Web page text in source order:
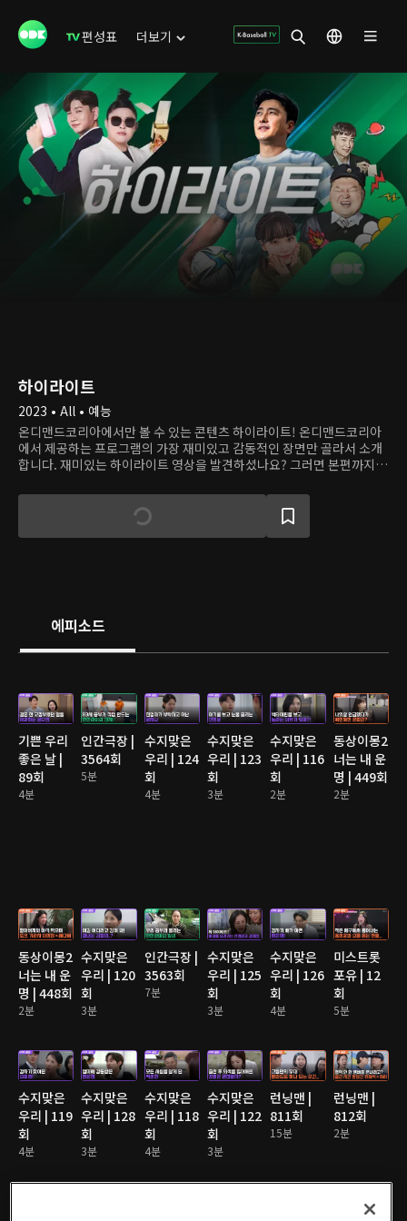
편성표 더보기
하이라이트
2023 • All • 예능
온디맨드코리아에서만 볼 수 있는 콘텐츠 하이라이트! 온디맨드코리아
에서 제공하는 프로그램의 가장 재미있고 감동적인 장면만 골라서 소개
합니다. 재미있는 하이라이트 영상을 발견하셨나요? 그러면 본편까지
에피소드
기쁜 우리
좋은 날 |
89회
4분
인간극장 |
3564회
5분
수지맞은
우리 | 124
회
4분
수지맞은
우리 | 123
회
3분
수지맞은
우리 | 116
회
2분
동상이몽2
너는 내 운
명 | 449회
2분
동상이몽2
너는 내 운
명 | 448회
2분
수지맞은
우리 | 120
회
3분
인간극장 |
3563회
7분
수지맞은
우리 | 125
회
3분
수지맞은
우리 | 126
회
4분
미스트롯
포유 | 12
회
5분
수지맞은
우리 | 119
회
4분
수지맞은
우리 | 128
회
3분
수지맞은
우리 | 118
회
4분
수지맞은
우리 | 122
회
3분
런닝맨 |
811회
15분
런닝맨 |
812회
2분